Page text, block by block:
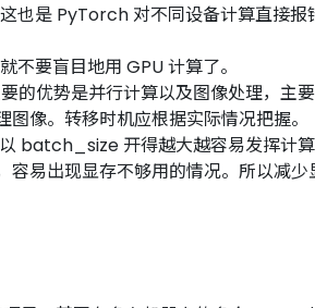
是 PyTorch 对不同设备计算直接
要盲目地用 GPU 计算了。
优势是并行计算以及图像处理，主
像。转移时机应根据实际情况把握。
batch_size 开得越大越容易发挥计算
易出现显存不够用的情况。所以减